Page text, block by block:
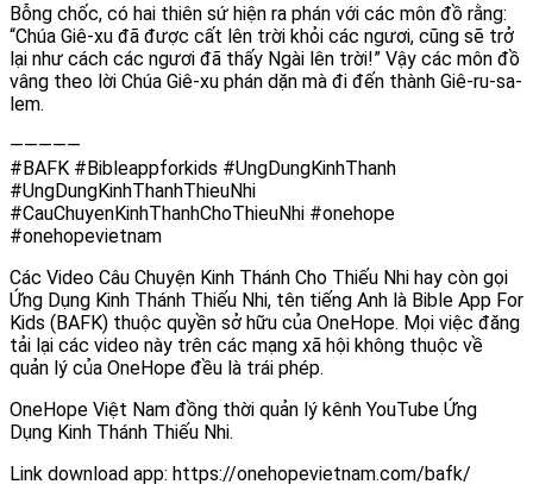
Bỗng chốc, có hai thiên sứ hiện ra phán với các môn đồ rằng:
“Chúa Giê-xu đã được cất lên trời khỏi các ngươi, cũng sẽ trở
lại như cách các ngươi đã thấy Ngài lên trời!” Vậy các môn đồ
vâng theo lời Chúa Giê-xu phán dặn mà đi đến thành Giê-ru-sa-
lem.
—————
#BAFK #Bibleappforkids #UngDungKinhThanh
#UngDungKinhThanhThieuNhi
#CauChuyenKinhThanhChoThieuNhi #onehope
#onehopevietnam
Các Video Câu Chuyện Kinh Thánh Cho Thiếu Nhi hay còn gọi
Ứng Dụng Kinh Thánh Thiếu Nhi, tên tiếng Anh là Bible App For
Kids (BAFK) thuộc quyền sở hữu của OneHope. Mọi việc đăng
tải lại các video này trên các mạng xã hội không thuộc về
quản lý của OneHope đều là trái phép.
OneHope Việt Nam đồng thời quản lý kênh YouTube Ứng
Dụng Kinh Thánh Thiếu Nhi.
Link download app: https://onehopevietnam.com/bafk/